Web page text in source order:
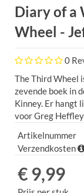
Diary of a
Wheel -
0
The Third Wheel
zevende boek in
Kinney. Er hangt
voor Greg
Artikelnummer
Verzendkosten
€ 9,99